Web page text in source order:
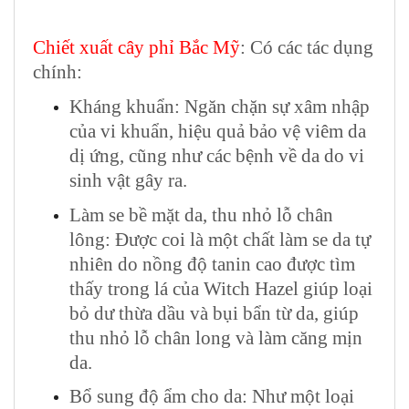
Chiết xuất cây phỉ Bắc Mỹ: Có các tác dụng
chính:
Kháng khuẩn: Ngăn chặn sự xâm nhập
của vi khuẩn, hiệu quả bảo vệ viêm da
dị ứng, cũng như các bệnh về da do vi
sinh vật gây ra.
Làm se bề mặt da, thu nhỏ lỗ chân
lông: Được coi là một chất làm se da tự
nhiên do nồng độ tanin cao được tìm
thấy trong lá của Witch Hazel giúp loại
bỏ dư thừa dầu và bụi bẩn từ da, giúp
thu nhỏ lỗ chân long và làm căng mịn
da.
Bổ sung độ ẩm cho da: Như một loại